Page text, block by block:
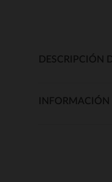
DESCRIPCIÓN